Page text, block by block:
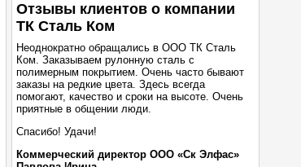
Отзывы клиентов о компании
ТК Сталь Ком
Неоднократно обращались в ООО ТК Сталь
Ком. Заказываем рулонную сталь с
полимерным покрытием. Очень часто бывают
заказы на редкие цвета. Здесь всегда
помогают, качество и сроки на высоте. Очень
приятные в общении люди.
Спасибо! Удачи!
Коммерческий директор ООО «Ск Элфас»